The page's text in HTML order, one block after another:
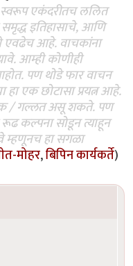
एकंदरीतच ललित
इतिहासाचे, आणि
एवढेच आहे. वाचकांना
आम्ही कोणीही
पण थोडे फार वाचन
एक छोटासा प्रयत्न आहे.
/ गल्लत असू शकते. पण
कल्पना सोडून त्याहून
म्हणूनच हा सगळा
मोहर,बिपिन कार्यकर्ते)